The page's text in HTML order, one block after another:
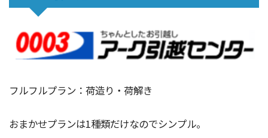
フルフルプラン：荷造り・荷解き
おまかせプランは1種類だけなのでシンプル。